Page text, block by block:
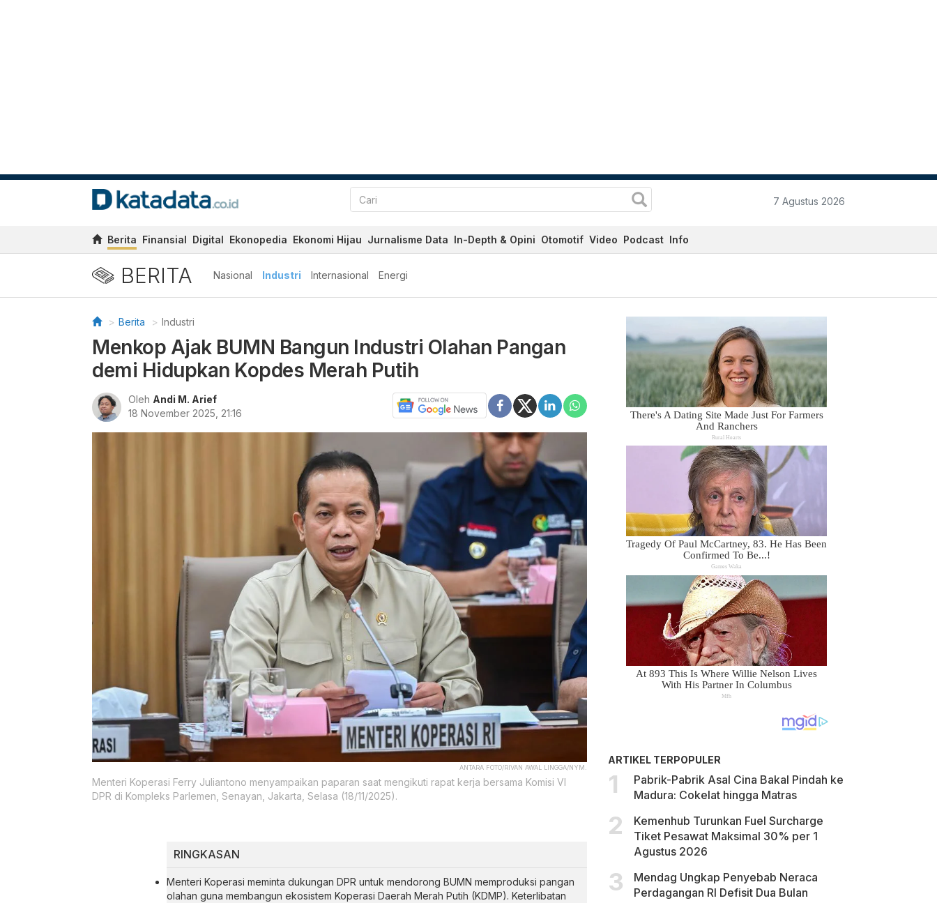
7 Agustus 2026
Berita Finansial Digital Ekonopedia Ekonomi Hijau Jurnalisme Data In-Depth & Opini Otomotif Video Podcast Info
BERITA Nasional Industri Internasional Energi
Berita Industri
Menkop Ajak BUMN Bangun Industri Olahan Pangan
demi Hidupkan Kopdes Merah Putih
Oleh Andi M. Arief
18 November 2025, 21:16
ANTARA FOTO/RIVAN AWAL LINGGA/NYM.
Menteri Koperasi Ferry Juliantono menyampaikan paparan saat mengikuti rapat kerja bersama Komisi VI
DPR di Kompleks Parlemen, Senayan, Jakarta, Selasa (18/11/2025).
RINGKASAN
Menteri Koperasi meminta dukungan DPR untuk mendorong BUMN memproduksi pangan
olahan guna membangun ekosistem Koperasi Daerah Merah Putih (KDMP). Keterlibatan
ARTIKEL TERPOPULER
Pabrik-Pabrik Asal Cina Bakal Pindah ke
Madura: Cokelat hingga Matras
Kemenhub Turunkan Fuel Surcharge
Tiket Pesawat Maksimal 30% per 1
Agustus 2026
Mendag Ungkap Penyebab Neraca
Perdagangan RI Defisit Dua Bulan